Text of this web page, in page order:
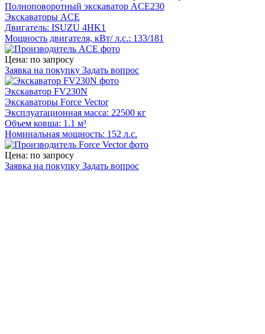
Полноповоротный экскаватор ACE230
Экскаваторы ACE
Двигатель: ISUZU 4HK1
Мощность двигателя, кВт/ л.с.: 133/181
Цена: по запросу
Заявка на покупку Задать вопрос
Экскаватор FV230N
Экскаваторы Force Vector
Эксплуатационная масса: 22500 кг
Объем ковша: 1.1 м³
Номинальная мощность: 152 л.с.
Цена: по запросу
Заявка на покупку Задать вопрос